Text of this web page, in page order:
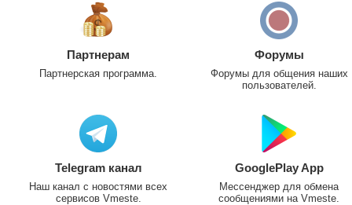
Партнерам
Партнерская программа.
Форумы
Форумы для общения наших
пользователей.
Telegram канал
Наш канал с новостями всех
сервисов Vmeste.
GooglePlay App
Мессенджер для обмена
сообщениями на Vmeste.